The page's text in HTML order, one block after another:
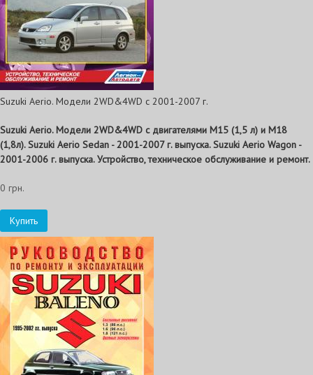
Suzuki Aerio. Модели 2WD&4WD с 2001-2007 г.
Suzuki Aerio. Модели 2WD&4WD c двигателями М15 (1,5 л) и М18
(1,8л). Suzuki Aerio Sedan - 2001-2007 г. выпуска. Suzuki Aerio Wagon -
2001-2006 г. выпуска. Устройство, техническое обслуживание и ремонт.
0 грн.
Купить